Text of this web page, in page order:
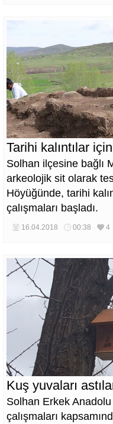
Tarihi kalıntılar
Solhan ilçesine bağlı
arkeolojik sit olarak
Höyüğünde, tarihi
çalışmaları başladı.
16.04.2018 00:38 4
Kuş yuvaları
Solhan Erkek
çalışmaları